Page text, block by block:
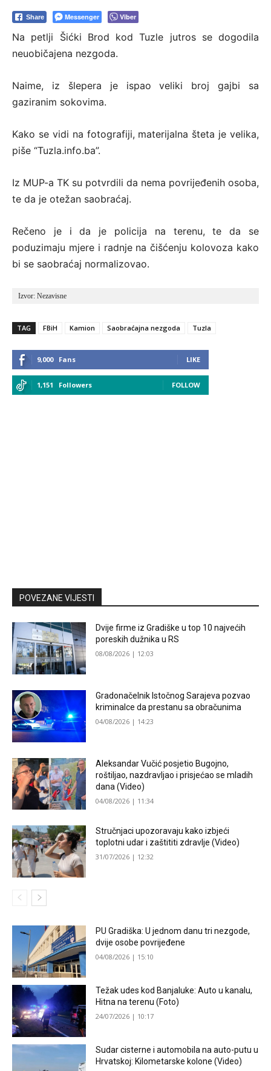
Share Messenger Viber
Na petlji Šićki Brod kod Tuzle jutros se dogodila
neuobičajena nezgoda.
Naime, iz šlepera je ispao veliki broj gajbi sa
gaziranim sokovima.
Kako se vidi na fotografiji, materijalna šteta je velika,
piše “Tuzla.info.ba”.
Iz MUP-a TK su potvrdili da nema povrijeđenih osoba,
te da je otežan saobraćaj.
Rečeno je i da je policija na terenu, te da se
poduzimaju mjere i radnje na čišćenju kolovoza kako
bi se saobraćaj normalizovao.
Izvor: Nezavisne
TAG FBiH Kamion Saobraćajna nezgoda Tuzla
9,000 Fans LIKE
1,151 Followers FOLLOW
POVEZANE VIJESTI
Dvije firme iz Gradiške u top 10 najvećih
poreskih dužnika u RS
08/08/2026 | 12:03
Gradonačelnik Istočnog Sarajeva pozvao
kriminalce da prestanu sa obračunima
04/08/2026 | 14:23
Aleksandar Vučić posjetio Bugojno,
roštiljao, nazdravljao i prisjećao se mladih
dana (Video)
04/08/2026 | 11:34
Stručnjaci upozoravaju kako izbjeći
toplotni udar i zaštititi zdravlje (Video)
31/07/2026 | 12:32
PU Gradiška: U jednom danu tri nezgode,
dvije osobe povrijeđene
04/08/2026 | 15:10
Težak udes kod Banjaluke: Auto u kanalu,
Hitna na terenu (Foto)
24/07/2026 | 10:17
Sudar cisterne i automobila na auto-putu u
Hrvatskoj: Kilometarske kolone (Video)